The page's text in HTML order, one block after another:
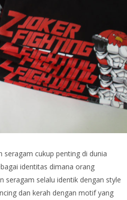
seragam cukup penting di dunia
identitas dimana orang
seragam selalu identik dengan style
dan kerah dengan motif yang